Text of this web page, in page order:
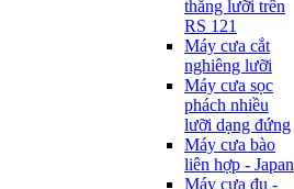
thẳng lưỡi trên
RS 121
Máy cưa cắt
nghiêng lưỡi
Máy cưa sọc
phách nhiều
lưỡi dạng đứng
Máy cưa bào
liên hợp - Japan
Máy cưa đu -